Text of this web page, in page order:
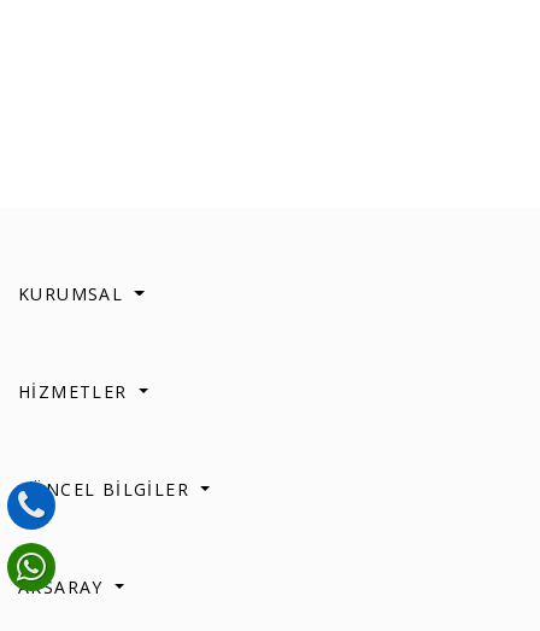
KURUMSAL
HİZMETLER
GÜNCEL BİLGİLER
AKSARAY